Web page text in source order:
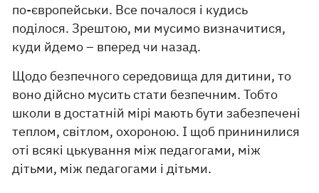
по-європейськи. Все почалося і кудись
поділося. Зрештою, ми мусимо визначитися,
куди йдемо – вперед чи назад.
Щодо безпечного середовища для дитини, то
воно дійсно мусить стати безпечним. Тобто
школи в достатній мірі мають бути забезпечені
теплом, світлом, охороною. І щоб прининилися
оті всякі цькування між педагогами, між
дітьми, між педагогами і дітьми.